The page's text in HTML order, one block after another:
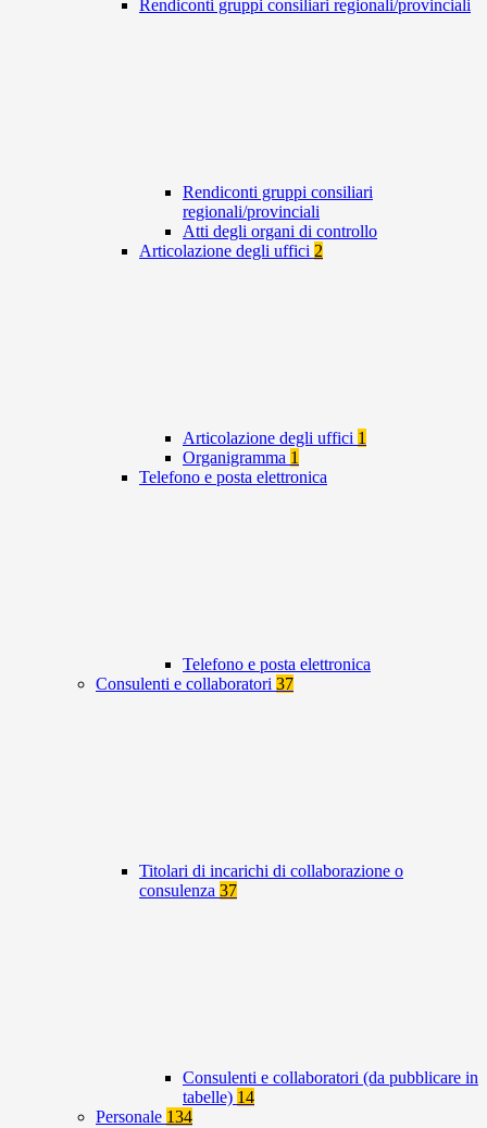
Rendiconti gruppi consiliari regionali/provinciali
Rendiconti gruppi consiliari
regionali/provinciali
Atti degli organi di controllo
Articolazione degli uffici 2
Articolazione degli uffici 1
Organigramma 1
Telefono e posta elettronica
Telefono e posta elettronica
Consulenti e collaboratori 37
Titolari di incarichi di collaborazione o
consulenza 37
Consulenti e collaboratori (da pubblicare in
tabelle) 14
Personale 134